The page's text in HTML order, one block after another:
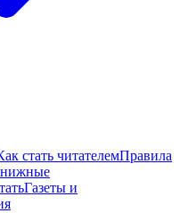
стать читателемПравила
Газеты и